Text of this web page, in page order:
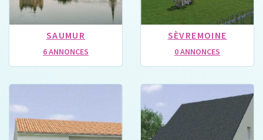
SAUMUR
6 ANNONCES
SÈVREMOINE
0 ANNONCES